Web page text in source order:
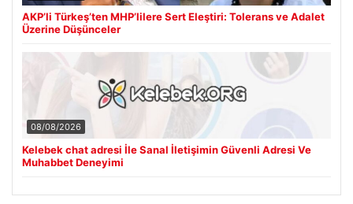
AKP’li Türkeş’ten MHP’lilere Sert Eleştiri: Tolerans ve Adalet
Üzerine Düşünceler
08/08/2026
Kelebek chat adresi İle Sanal İletişimin Güvenli Adresi Ve
Muhabbet Deneyimi